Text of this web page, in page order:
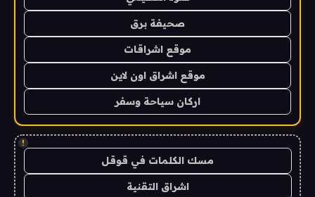
صحيفة برق
موقع اشراقات
موقع اشراق اون لاين
اركان سياحة وسفر
!
مسك الكلمات في قوقل
اشراق التقنية